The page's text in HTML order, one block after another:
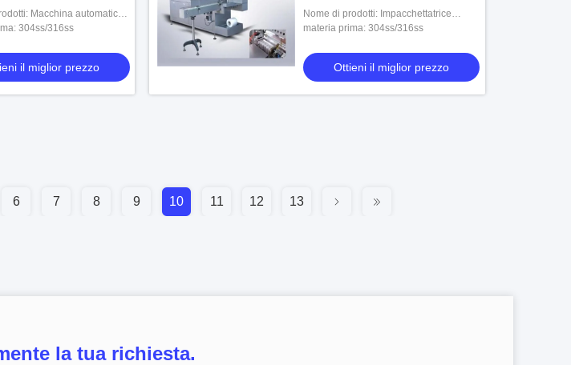
Macchina automatica
del cellofan del
304ss/316ss
il miglior prezzo
Nome di prodotti: Impacchettatrice
termorestringibile del polsino LC-500
materia prima: 304ss/316ss
Ottieni il miglior prezzo
6 7 8 9 10 11 12 13
la tua richiesta.